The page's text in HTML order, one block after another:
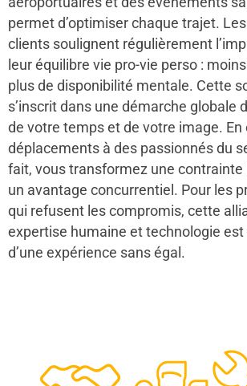
permet d’optimiser chaque trajet.
clients soulignent régulièrement
leur équilibre vie pro-vie perso :
plus de disponibilité mentale. Cette
s’inscrit dans une démarche globale
de votre temps et de votre image.
déplacements à des passionnés du
fait, vous transformez une contrainte
un avantage concurrentiel. Pour les
qui refusent les compromis, cette
expertise humaine et technologie
d’une expérience sans égal.
48